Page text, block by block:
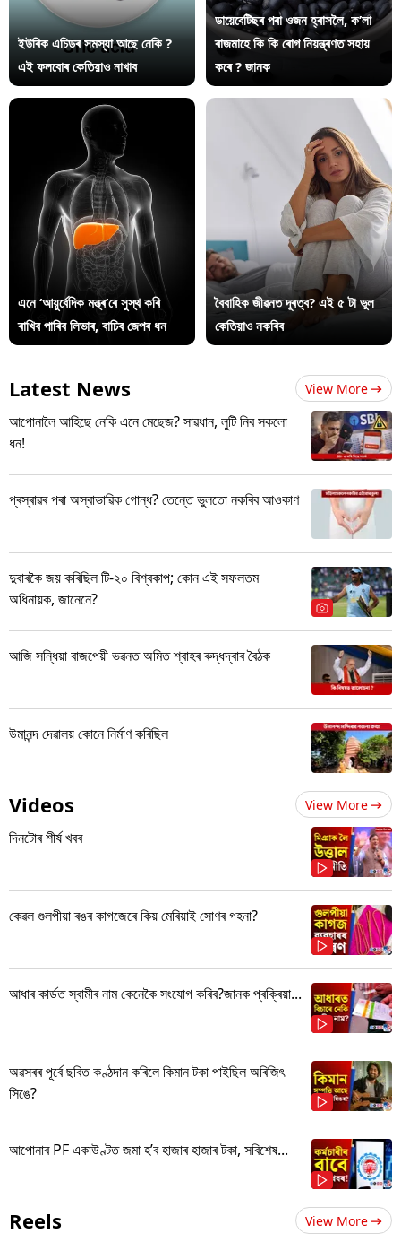
ইউৰিক এচিডৰ সমস্যা আছে নেকি ?
এই ফলবোৰ কেতিয়াও নাখাব
ডায়েবেটিছৰ পৰা ওজন হ্ৰাসলৈ, ক’লা
ৰাজমাহে কি কি ৰোগ নিয়ন্ত্ৰণত সহায়
কৰে ? জানক
এনে ‘আয়ুৰ্বেদিক মন্ত্ৰ’ৰে সুস্থ কৰি
ৰাখিব পাৰিব লিভাৰ, বাচিব জেপৰ ধন
বৈবাহিক জীৱনত দূৰত্ব? এই ৫ টা ভুল
কেতিয়াও নকৰিব
Latest News View More
আপোনালৈ আহিছে নেকি এনে মেছেজ? সাৱধান, লুটি নিব সকলো
ধন!
প্ৰস্ৰাৱৰ পৰা অস্বাভাৱিক গোন্ধ? তেন্তে ভুলতো নকৰিব আওকাণ
দুবাৰকৈ জয় কৰিছিল টি-২০ বিশ্বকাপ; কোন এই সফলতম
অধিনায়ক, জানেনে?
আজি সন্ধিয়া বাজপেয়ী ভৱনত অমিত শ্বাহৰ ৰুদ্ধদ্বাৰ বৈঠক
উমানন্দ দেৱালয় কোনে নিৰ্মাণ কৰিছিল
Videos View More
দিনটোৰ শীৰ্ষ খবৰ
কেৱল গুলপীয়া ৰঙৰ কাগজেৰে কিয় মেৰিয়াই সোণৰ গহনা?
আধাৰ কাৰ্ডত স্বামীৰ নাম কেনেকৈ সংযোগ কৰিব?জানক প্ৰক্ৰিয়া...
অৱসৰৰ পূৰ্বে ছবিত কণ্ঠদান কৰিলে কিমান টকা পাইছিল অৰিজিৎ
সিঙে?
আপোনাৰ PF একাউণ্টত জমা হ’ব হাজাৰ হাজাৰ টকা, সবিশেষ...
Reels View More